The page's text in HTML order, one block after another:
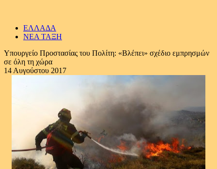
ΕΛΛΑΔΑ
ΝΕΑ ΤΑΞΗ
Υπουργείο Προστασίας του Πολίτη: «Βλέπει» σχέδιο εμπρησμών
σε όλη τη χώρα
14 Αυγούστου 2017